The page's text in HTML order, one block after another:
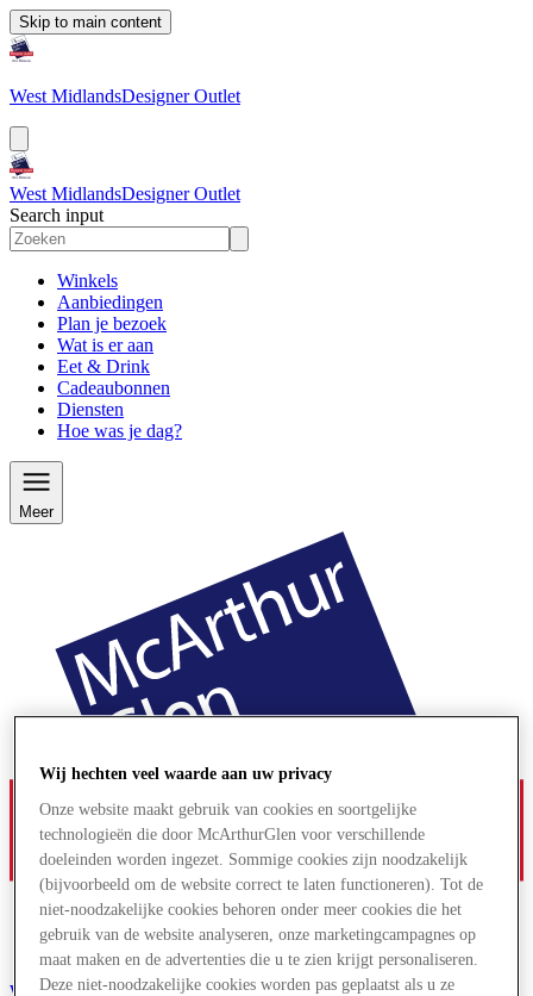
Skip to main content
West MidlandsDesigner Outlet
West MidlandsDesigner Outlet
Search input
Winkels
Aanbiedingen
Plan je bezoek
Wat is er aan
Eet & Drink
Cadeaubonnen
Diensten
Hoe was je dag?
Meer
Word lid van de Club
Wij hechten veel waarde aan uw privacy
Onze website maakt gebruik van cookies en soortgelijke
technologieën die door McArthurGlen voor verschillende
doeleinden worden ingezet. Sommige cookies zijn noodzakelijk
(bijvoorbeeld om de website correct te laten functioneren). Tot de
niet-noodzakelijke cookies behoren onder meer cookies die het
gebruik van de website analyseren, onze marketingcampagnes op
maat maken en de advertenties die u te zien krijgt personaliseren.
Deze niet-noodzakelijke cookies worden pas geplaatst als u ze